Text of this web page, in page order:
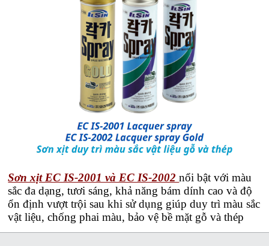
Sơn xịt EC IS-2001 và EC IS-2002nổi bật với màu
sắc đa dạng, tươi sáng, khả năng bám dính cao và độ
ổn định vượt trội sau khi sử dụng giúp duy trì màu sắc
vật liệu, chống phai màu, bảo vệ bề mặt gỗ và thép